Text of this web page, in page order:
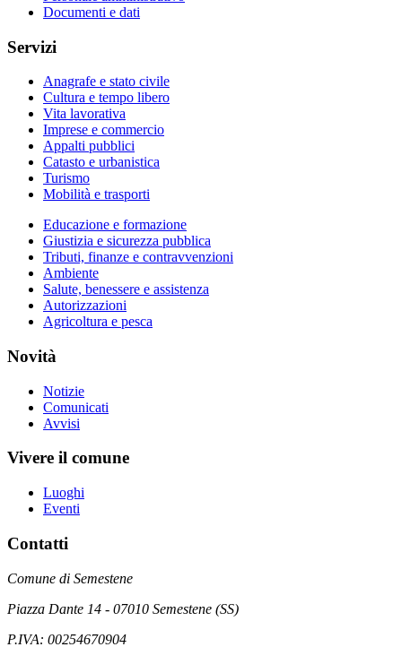
Documenti e dati
Servizi
Anagrafe e stato civile
Cultura e tempo libero
Vita lavorativa
Imprese e commercio
Appalti pubblici
Catasto e urbanistica
Turismo
Mobilità e trasporti
Educazione e formazione
Giustizia e sicurezza pubblica
Tributi, finanze e contravvenzioni
Ambiente
Salute, benessere e assistenza
Autorizzazioni
Agricoltura e pesca
Novità
Notizie
Comunicati
Avvisi
Vivere il comune
Luoghi
Eventi
Contatti
Comune di Semestene
Piazza Dante 14 - 07010 Semestene (SS)
P.IVA: 00254670904